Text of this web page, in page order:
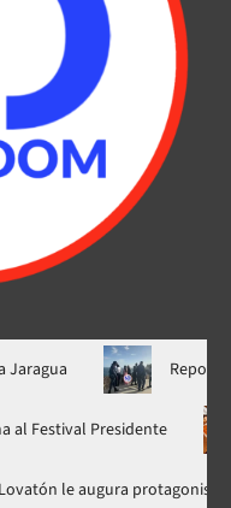
Reportan
se suma al Festival
protagonismo político